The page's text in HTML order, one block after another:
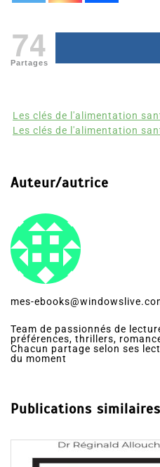
74
Partages
Les clés de l'alimentation
Les clés de l'alimentation
Auteur/autrice
mes-
Team de passionnés de
préférences, thrillers,
Chacun partage selon ses
du moment
Publications similaires